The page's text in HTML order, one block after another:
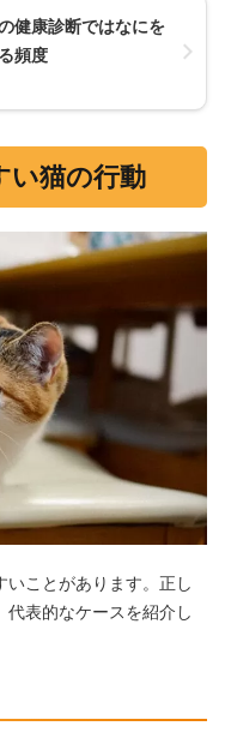
健康診断ではなにを
頻度
い猫の行動
ことがあります。正し
表的なケースを紹介し